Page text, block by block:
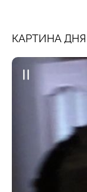
КАРТИНА ДНЯ